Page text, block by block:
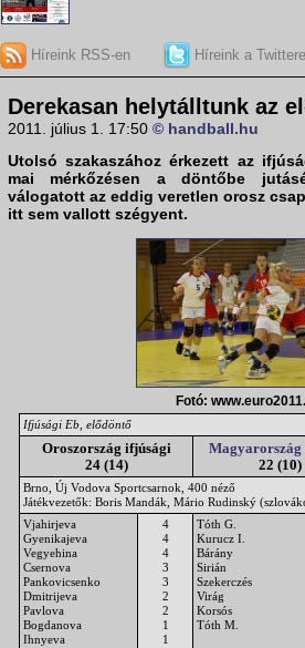
Híreink RSS-en Híreink a
Derekasan helytálltunk az
2011. július 1. 17:50 © handball.hu
Utolsó szakaszához érkezett az
mai mérkőzésen a döntőbe
válogatott az eddig veretlen orosz
itt sem vallott szégyent.
Fotó:
Ifjúsági Eb, elődöntő
Oroszország ifjúsági
24 (14)
Magyarország
22 (10)
Brno, Új Vodova Sportcsarnok, 400 néző
Játékvezetők: Boris Mandák, Mário Rudinský
Vjahirjeva
Gyenikajeva
Vegyehina
Csernova
Pankovicsenko
Dmitrijeva
Pavlova
Bogdanova
Ihnyeva
4
4
4
3
3
2
2
1
1
Tóth G.
Kurucz I.
Bárány
Sirián
Szekerczés
Virág
Korsós
Tóth M.